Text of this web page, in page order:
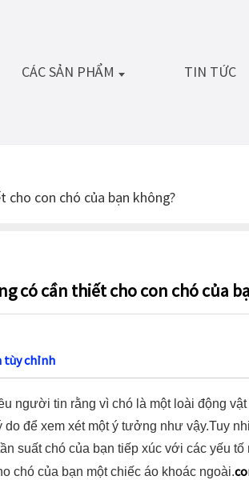
CÁC SẢN PHẨM TIN TỨC
con chó của bạn không?
có cần thiết cho con chó của
tùy chỉnh
người tin rằng vì chó là một loài động
do để xem xét một ý tưởng như vậy.Tuy
suất chó của bạn tiếp xúc với các yếu
chó của bạn một chiếc áo khoác ngoài.